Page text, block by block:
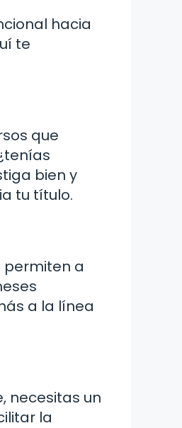
hacia
te
que
bien y
tu título.
permiten a
a la línea
necesitas un
la